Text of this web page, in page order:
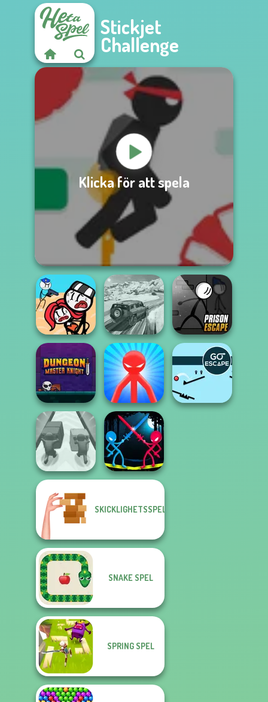
Stickjet
Challenge
Klicka för att spela
Stickman
Jailbreak Story
SUV Snow
Driving 3D
Prison Escape
Dungeon Master
Knight
Red Stickman vs
Monster School
Push The Colors
Stick Duel:
SKICKLIGHETSSPEL
SNAKE SPEL
SPRING SPEL